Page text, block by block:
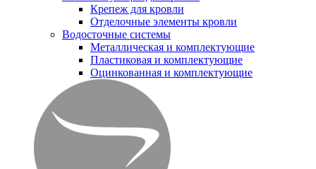
Крепеж для кровли
Отделочные элементы кровли
Водосточные системы
Металлическая и комплектующие
Пластиковая и комплектующие
Оцинкованная и комплектующие